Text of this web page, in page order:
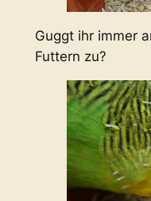
Guggt ihr immer
Futtern zu?